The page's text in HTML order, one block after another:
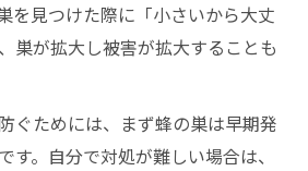
を見つけた際に「小さいから大丈
巣が拡大し被害が拡大することも
ぐためには、まず蜂の巣は早期発
す。自分で対処が難しい場合は、